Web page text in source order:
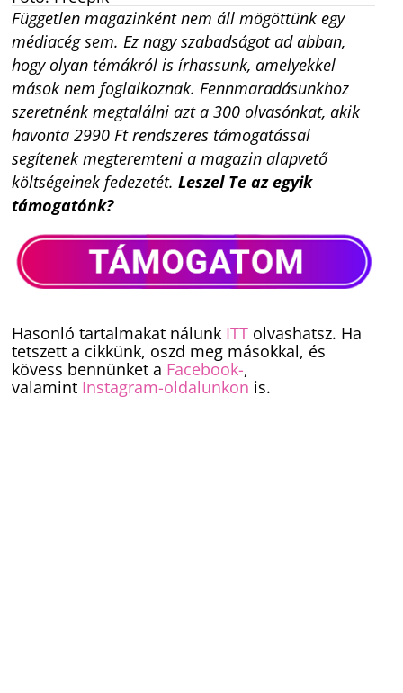
Független magazinként nem áll mögöttünk egy
médiacég sem. Ez nagy szabadságot ad abban,
hogy olyan témákról is írhassunk, amelyekkel
mások nem foglalkoznak. Fennmaradásunkhoz
szeretnénk megtalálni azt a 300 olvasónkat, akik
havonta 2990 Ft rendszeres támogatással
segítenek megteremteni a magazin alapvető
költségeinek fedezetét.Leszel Te az egyik
támogatónk?
Hasonló tartalmakat nálunk ITT olvashatsz. Ha
tetszett a cikkünk, oszd meg másokkal, és
kövess bennünket a Facebook-,
valamint Instagram-oldalunkon is.